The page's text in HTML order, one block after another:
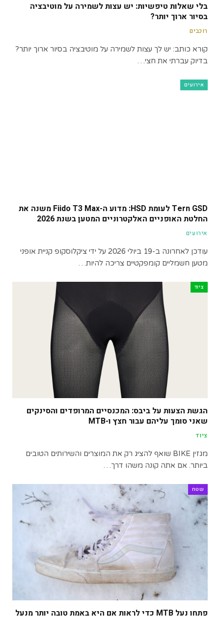
בלי שאלות טיפשיות: יש עצות לשמירה על מוטיבציה
בסיור ארוך יותר?
רוכבים
קורא כותב: יש לך עצות לשמירה על מוטיבציה בסיור ארוך יותר?
בדיוק עברתי את חצי…
אירועים
Tern GSD לעומת HSD: מדוע ה-Fiido T3 Max משנה את
החלטת האופניים האלקטרוניים המטען בשנת 2026
אירועים
עודכן לאחרונה ב-19 ביולי 2026 על ידי ציקלוסקופ קניית אופני
מטען חשמליים קומפקטיים צריכה להיות…
ציוד
הגשת הצעות על ביבס: המכנסיים המרופדים והסינקים
שאני סומך עליהם עבור חצץ ו-MTB
ציוד
מגזין BIKE שואף להציג רק את המוצרים והשירותים הטובים
ביותר. אם אתה קונה משהו דרך…
שטח
פתחו נעל MTB כדי לראות אם היא באמת טובה יותר מנעל